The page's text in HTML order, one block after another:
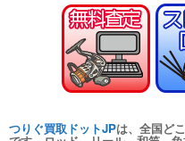
つりぐ買取ドットJPは、全国ど